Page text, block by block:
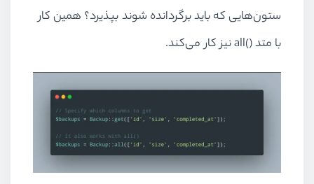
ستون‌هایی که باید برگردانده شوند بپذیرد؟ همین کار
با متدall()نیز کار می‌کند.